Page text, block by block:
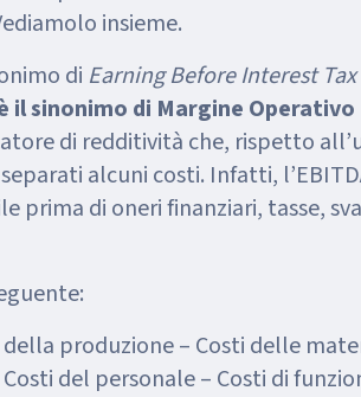
insieme.
di Earning Before Interest
il sinonimo di Margine
di redditività che, rispetto
alcuni costi. Infatti,
prima di oneri finanziari, tasse,
della produzione – Costi delle
Costi del personale – Costi di